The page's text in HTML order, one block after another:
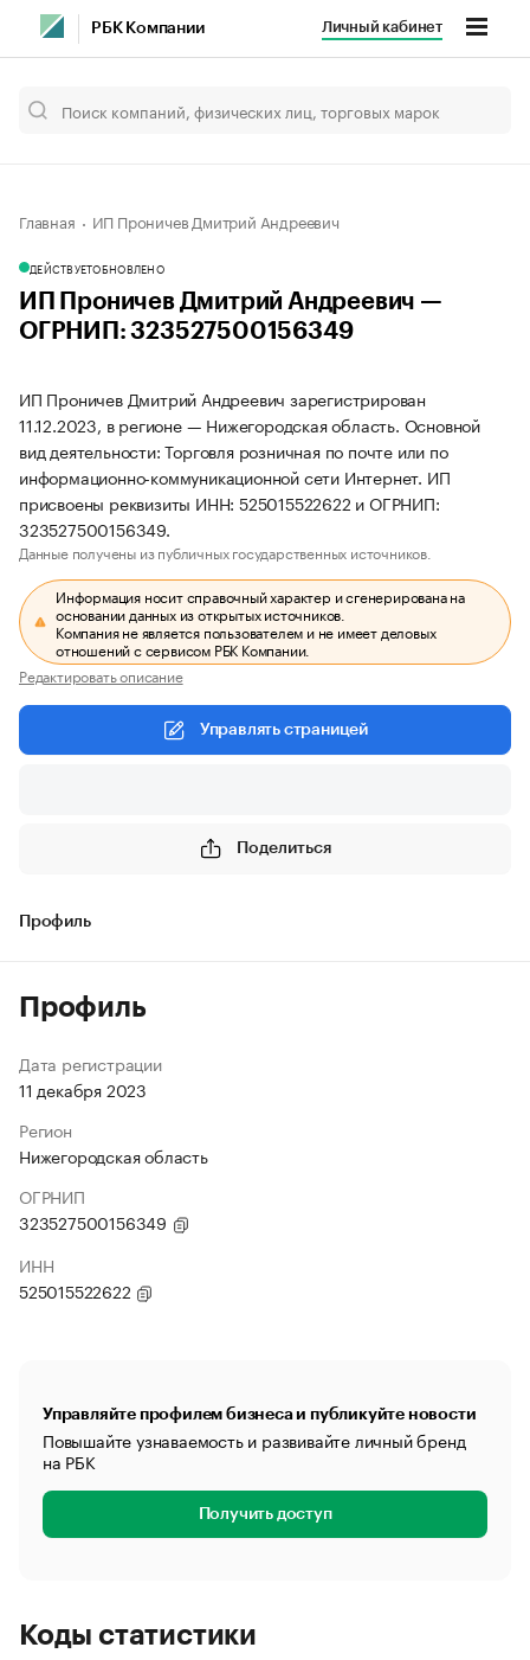
РБК Компании Личный кабинет
Главная ИП Проничев Дмитрий Андреевич
ДЕЙСТВУЕТОБНОВЛЕНО
ИП Проничев Дмитрий Андреевич —
ОГРНИП: 323527500156349
ИП Проничев Дмитрий Андреевич зарегистрирован
11.12.2023, в регионе — Нижегородская область. Основной
вид деятельности: Торговля розничная по почте или по
информационно-коммуникационной сети Интернет. ИП
присвоены реквизиты ИНН: 525015522622 и ОГРНИП:
323527500156349.
Данные получены из публичных государственных источников.
Информация носит справочный характер и сгенерирована на
основании данных из открытых источников.
Компания не является пользователем и не имеет деловых
отношений с сервисом РБК Компании.
Редактировать описание
Управлять страницей
Поделиться
Профиль
Профиль
Дата регистрации
11 декабря 2023
Регион
Нижегородская область
ОГРНИП
323527500156349
ИНН
525015522622
Управляйте профилем бизнеса и публикуйте новости
Повышайте узнаваемость и развивайте личный бренд
на РБК
Получить доступ
Коды статистики